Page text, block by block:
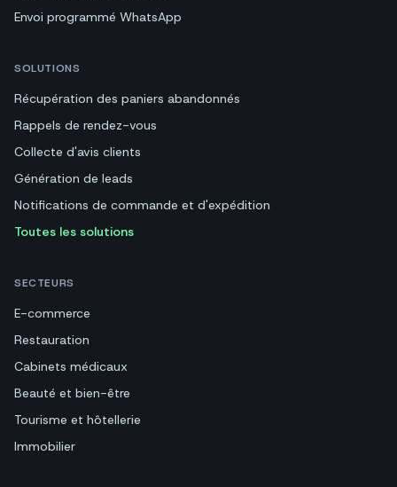
Envoi programmé WhatsApp
SOLUTIONS
Récupération des paniers abandonnés
Rappels de rendez-vous
Collecte d'avis clients
Génération de leads
Notifications de commande et d'expédition
Toutes les solutions
SECTEURS
E-commerce
Restauration
Cabinets médicaux
Beauté et bien-être
Tourisme et hôtellerie
Immobilier